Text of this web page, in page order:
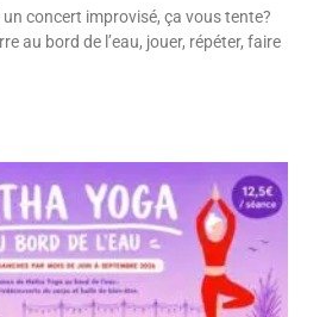
concert improvisé, ça vous tente?
au bord de l’eau, jouer, répéter, faire